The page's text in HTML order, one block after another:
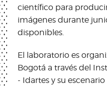
científico para
imágenes durante
disponibles.
El laboratorio es
Bogotá a través del
- Idartes y su